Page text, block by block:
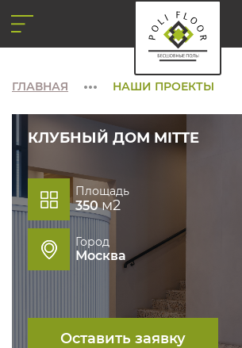
ГЛАВНАЯ НАШИ ПРОЕКТЫ
КЛУБНЫЙ ДОМ MITTE
Площадь
350м2
Город
Москва
Оставить заявку